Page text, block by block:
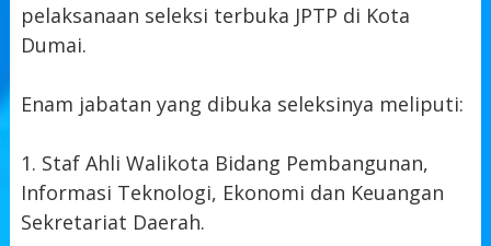
pelaksanaan seleksi terbuka JPTP di Kota
Dumai.
Enam jabatan yang dibuka seleksinya meliputi:
1. Staf Ahli Walikota Bidang Pembangunan,
Informasi Teknologi, Ekonomi dan Keuangan
Sekretariat Daerah.